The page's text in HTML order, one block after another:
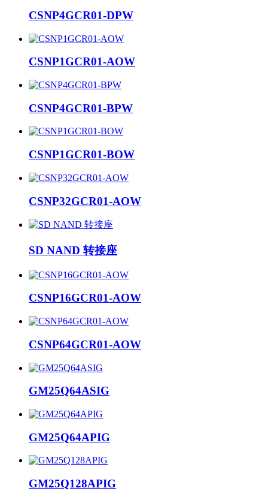
CSNP4GCR01-DPW
CSNP1GCR01-AOW
CSNP4GCR01-BPW
CSNP1GCR01-BOW
CSNP32GCR01-AOW
SD NAND 转接座
CSNP16GCR01-AOW
CSNP64GCR01-AOW
GM25Q64ASIG
GM25Q64APIG
GM25Q128APIG